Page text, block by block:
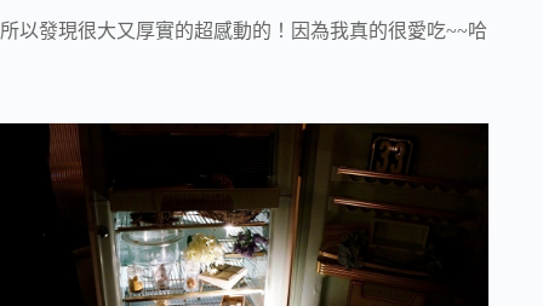
所以發現很大又厚實的超感動的！因為我真的很愛吃~~哈